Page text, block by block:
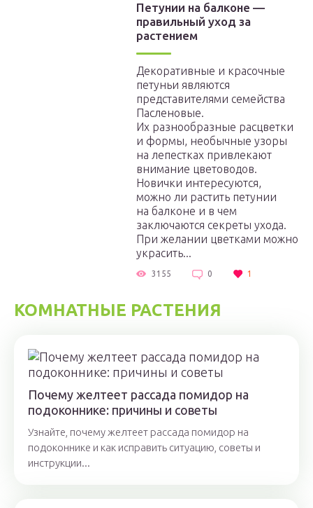
Петунии на балконе —
правильный уход за
растением
Декоративные и красочные
петуньи являются
представителями семейства
Пасленовые.
Их разнообразные расцветки
и формы, необычные узоры
на лепестках привлекают
внимание цветоводов.
Новички интересуются,
можно ли растить петунии
на балконе и в чем
заключаются секреты ухода.
При желании цветками можно
украсить...
3155 0 1
КОМНАТНЫЕ РАСТЕНИЯ
Почему желтеет рассада помидор на
подоконнике: причины и советы
Узнайте, почему желтеет рассада помидор на
подоконнике и как исправить ситуацию, советы и
инструкции...